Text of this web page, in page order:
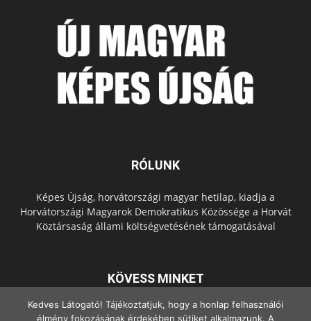
RÓLUNK
Képes Újság, horvátországi magyar hetilap, kiadja a
Horvátországi Magyarok Demokratikus Közössége a Horvát
Köztársaság állami költségvetésének támogatásával
KÖVESS MINKET
Kedves Látogató! Tájékoztatjuk, hogy a honlap felhasználói
élmény fokozásának érdekében sütiket alkalmazunk. A